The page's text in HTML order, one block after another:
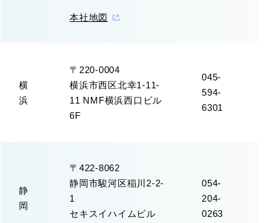
本社地図
横
浜
〒220-0004
横浜市西区北幸1-11-
11 NMF横浜西口ビル
6F
045-
594-
6301
静
岡
〒422-8062
静岡市駿河区稲川2-2-
1
セキスイハイムビル
054-
204-
0263